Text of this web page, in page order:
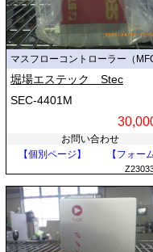
マスフローコントローラー（
堀場エステック Stec
SEC-4401M
お問い合わせ
【個別ページ】
【フォーム